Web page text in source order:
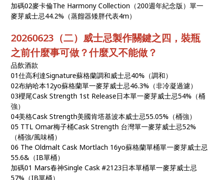
加碼02麥卡倫The Harmony Collection（200週年紀念版）單一
麥芽威士忌44.2%（蒸餾器矮胖代表4m）
20260623（二）威士忌製作關鍵之四，裝瓶
之前什麼事可做？什麼又不能做？
品飲酒款
01仕高利達Signature蘇格蘭調和威士忌40%（調和）
02布納哈本12yo蘇格蘭單一麥芽威士忌46.3%（非冷凝過濾）
03櫻尾Cask Strength 1st Release日本單一麥芽威士忌54%（桶
強）
04美格Cask Strength美國肯塔基波本威士忌55.05%（桶強）
05 TTL Omar梅子桶Cask Strength 台灣單一麥芽威士忌52%
（桶強/風味桶）
06 The Oldmalt Cask Mortlach 16yo蘇格蘭單桶單一麥芽威士忌
55.6&（IB單桶）
加碼01 Mars春神Single Cask #2123日本單桶單一麥芽威士忌
57%（IB單桶）